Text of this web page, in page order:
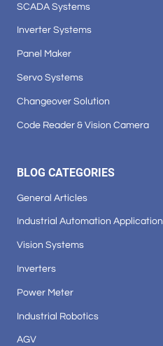
SCADA Systems
Inverter Systems
Panel Maker
Servo Systems
Changeover Solution
Code Reader & Vision Camera
BLOG CATEGORIES
General Articles
Industrial Automation Application
Vision Systems
Inverters
Power Meter
Industrial Robotics
AGV